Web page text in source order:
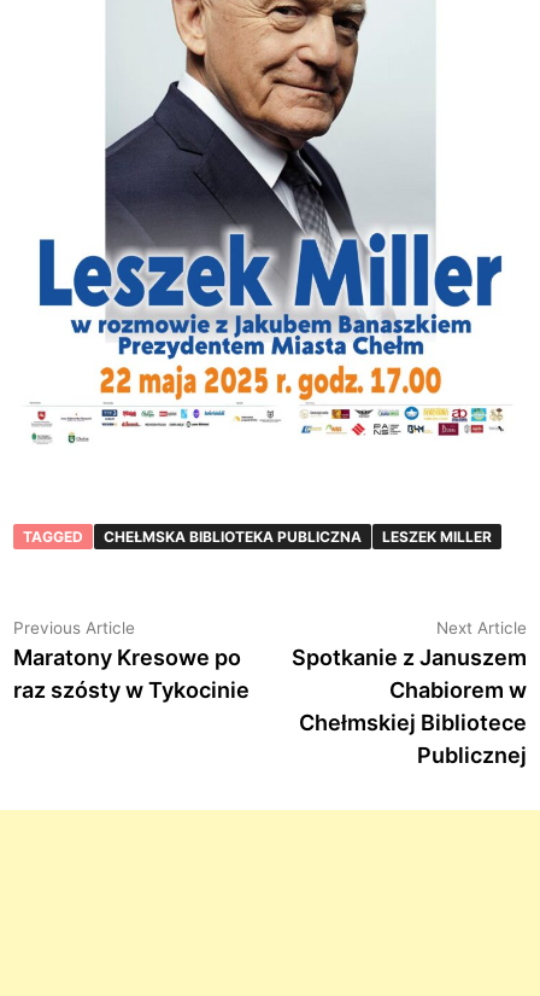
TAGGED CHEŁMSKA BIBLIOTEKA PUBLICZNA LESZEK MILLER
Nawigacja
wpisu
Previous Article
article:
Maratony Kresowe po
raz szósty w Tykocinie
Next Article
Spotkanie z Januszem
Chabiorem w
Chełmskiej Bibliotece
Publicznej